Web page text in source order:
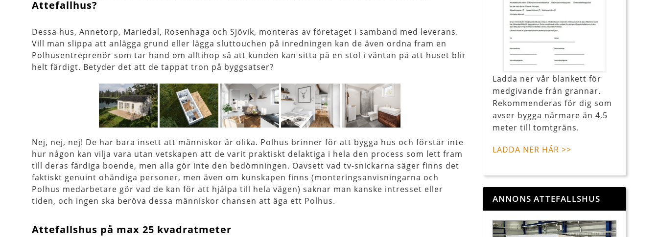
Attefallhus?
Dessa hus, Annetorp, Mariedal, Rosenhaga och Sjövik, monteras av företaget i samband med leverans.
Vill man slippa att anlägga grund eller lägga sluttouchen på inredningen kan de även ordna fram en
Polhusentreprenör som tar hand om alltihop så att kunden kan sitta på en stol i väntan på att huset blir
helt färdigt. Betyder det att de tappat tron på byggsatser?
Nej, nej, nej! De har bara insett att människor är olika. Polhus brinner för att bygga hus och förstår inte
hur någon kan vilja vara utan vetskapen att de varit praktiskt delaktiga i hela den process som lett fram
till deras färdiga boende, men alla gör inte den bedömningen. Oavsett vad tv-snickarna säger finns det
faktiskt genuint ohändiga personer, men även om kunskapen finns (monteringsanvisningarna och
Polhus medarbetare gör vad de kan för att hjälpa till hela vägen) saknar man kanske intresset eller
tiden, och ingen ska beröva dessa människor chansen att äga ett Polhus.
Attefallshus på max 25 kvadratmeter
Ladda ner vår blankett för
medgivande från grannar.
Rekommenderas för dig som
avser bygga närmare än 4,5
meter till tomtgräns.
LADDA NER HÄR >>
ANNONS ATTEFALLSHUS